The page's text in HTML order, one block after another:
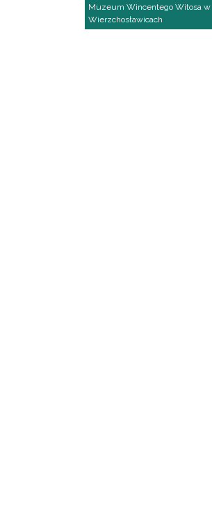
Muzeum Wincentego Witosa w
Wierzchosławicach